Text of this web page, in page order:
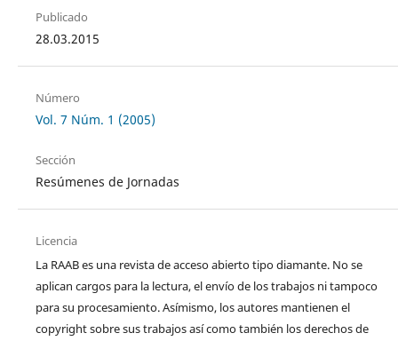
Publicado
28.03.2015
Número
Vol. 7 Núm. 1 (2005)
Sección
Resúmenes de Jornadas
Licencia
La RAAB es una revista de acceso abierto tipo diamante. No se
aplican cargos para la lectura, el envío de los trabajos ni tampoco
para su procesamiento. Asímismo, los autores mantienen el
copyright sobre sus trabajos así como también los derechos de